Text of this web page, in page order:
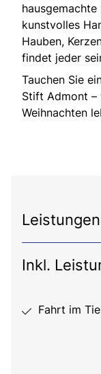
kunstvolles
Hauben,
findet jeder
Tauchen Sie
Stift Admont –
Weihnachten
Leistungen
Inkl.
Fahrt im